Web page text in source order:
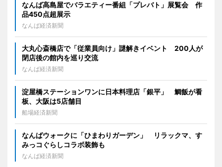
なんば高島屋でバラエティー番組「プレバト」展覧会 作
品450点超展示
なんば経済新聞
大丸心斎橋店で「従業員向け」謎解きイベント 200人が
閉店後の館内を巡り交流
なんば経済新聞
淀屋橋ステーションワンに日本料理店「銀平」 鯛飯が看
板、大阪は5店舗目
船場経済新聞
なんばウォークに「ひまわりガーデン」 リラックマ、す
みっコぐらしコラボ装飾も
なんば経済新聞